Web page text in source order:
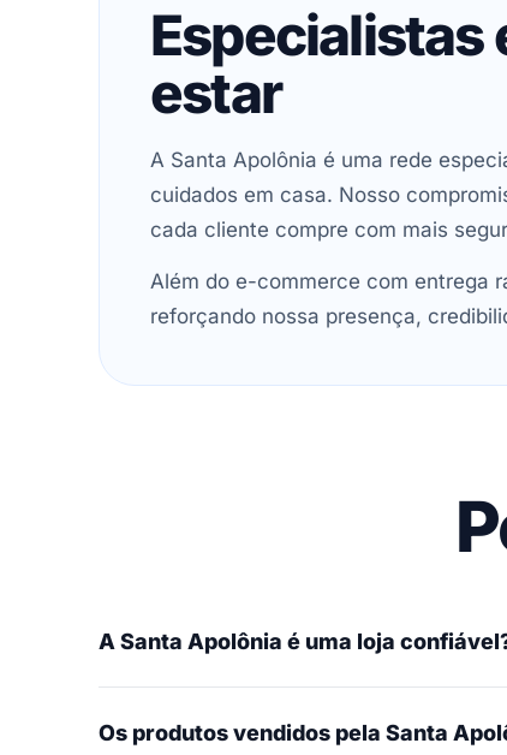
Especialistas
estar
A Santa Apolônia é uma rede
cuidados em casa. Nosso
cada cliente compre com mais
Além do e-commerce com entrega
reforçando nossa presença,
A Santa Apolônia é uma loja
Os produtos vendidos pela Santa